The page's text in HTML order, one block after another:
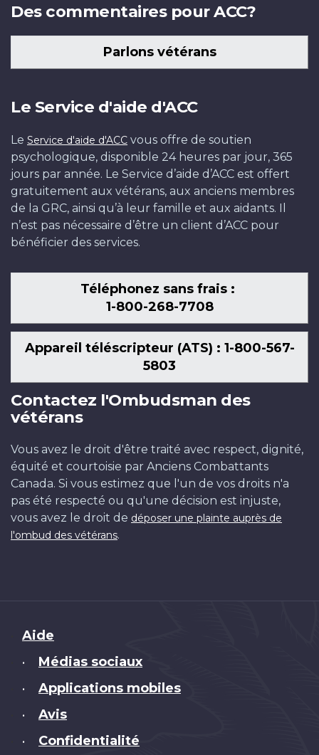
Des commentaires pour ACC?
Parlons vétérans
Le Service d'aide d'ACC
Le Service d'aide d'ACC vous offre de soutien
psychologique, disponible 24 heures par jour, 365
jours par année. Le Service d’aide d’ACC est offert
gratuitement aux vétérans, aux anciens membres
de la GRC, ainsi qu’à leur famille et aux aidants. Il
n’est pas nécessaire d’être un client d’ACC pour
bénéficier des services.
Téléphonez sans frais :
1-800-268-7708
Appareil téléscripteur (ATS) : 1-800-567-
5803
Contactez l'Ombudsman des
vétérans
Vous avez le droit d'être traité avec respect, dignité,
équité et courtoisie par Anciens Combattants
Canada. Si vous estimez que l'un de vos droits n'a
pas été respecté ou qu'une décision est injuste,
vous avez le droit de déposer une plainte auprès de
l'ombud des vétérans.
Brand
Aide
• Médias sociaux
• Applications mobiles
• Avis
• Confidentialité